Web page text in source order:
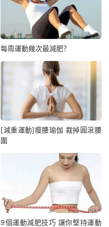
每周運動幾次最減肥？
[減重運動]瘦腰瑜伽 裁掉圓滾腰
圍
9個運動減肥技巧 讓你堅持運動